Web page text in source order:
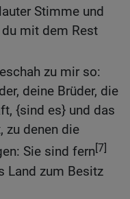
Stimme und
mit dem Rest
zu mir so:
deine Brüder, die
{sind es} und das
zu denen die
Sie sind fern[7]
Land zum Besitz